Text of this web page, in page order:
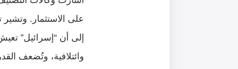
على الاستثمار. وتشير
إلى أن “إسرائيل”
وائتلافية، وتُضعف